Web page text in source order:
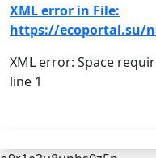
XML error in File:
https://ecoportal.su/
XML error: Space
line 1